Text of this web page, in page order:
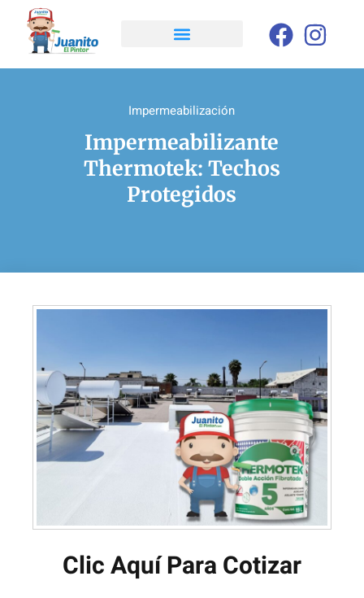
Impermeabilización
Impermeabilizante
Thermotek: Techos
Protegidos
Clic Aquí Para Cotizar​